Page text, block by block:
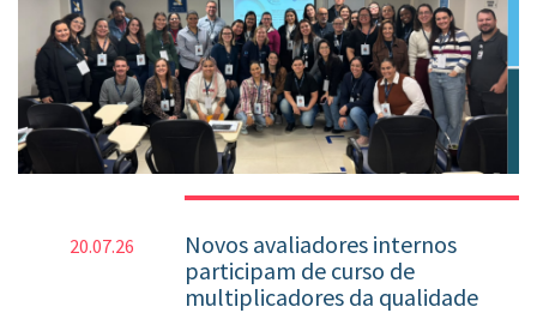
20.07.26
Novos avaliadores internos
participam de curso de
multiplicadores da qualidade